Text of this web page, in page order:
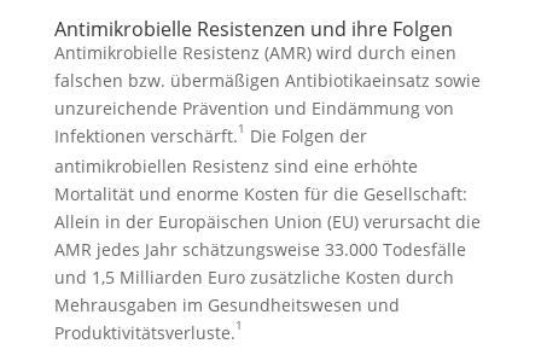
Antimikrobielle Resistenzen und ihre Folgen
Antimikrobielle Resistenz (AMR) wird durch einen
falschen bzw. übermäßigen Antibiotikaeinsatz sowie
unzureichende Prävention und Eindämmung von
Infektionen verschärft.1 Die Folgen der
antimikrobiellen Resistenz sind eine erhöhte
Mortalität und enorme Kosten für die Gesellschaft:
Allein in der Europäischen Union (EU) verursacht die
AMR jedes Jahr schätzungsweise 33.000 Todesfälle
und 1,5 Milliarden Euro zusätzliche Kosten durch
Mehrausgaben im Gesundheitswesen und
Produktivitätsverluste.1